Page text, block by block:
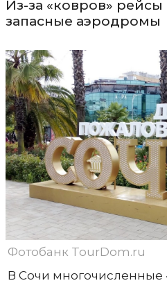
Из-за «ковров»
запасные аэродромы
Фотобанк TourDom.ru
В Сочи многочисленные